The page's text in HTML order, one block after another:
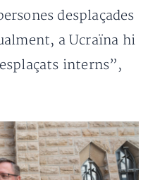
desplaçades
a Ucraïna hi
interns”,